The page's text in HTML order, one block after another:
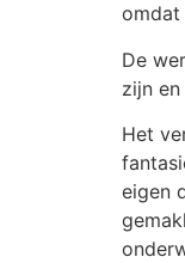
omdat
De
zijn
Het
eigen